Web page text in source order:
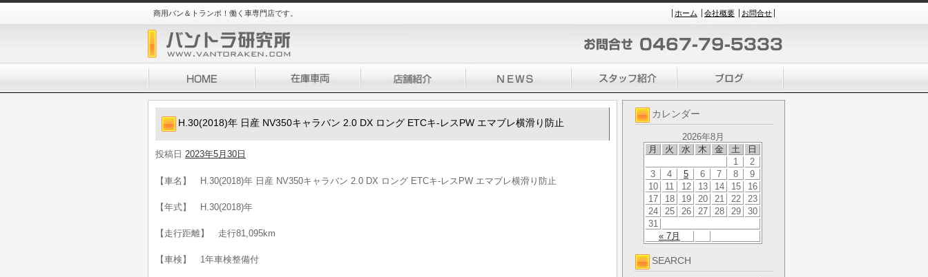
商用バン＆トランポ！働く車専門店です。 ホーム 会社概要 お問合せ
カレンダー
2026年8月
月
火 水 木 金 土 日
« 7月
1
2
3
4 5 6 7 8
9
10
11 12 13 14 15
16
17
18 19 20 21 22
23
24
25 26 27 28 29
30
31
SEARCH
H.30(2018)年 日産 NV350キャラバン 2.0 DX ロング ETCキ-レスPW エマブレ横滑り防止
投稿日 2023年5月30日
【車名】 H.30(2018)年 日産 NV350キャラバン 2.0 DX ロング ETCキ-レスPW エマブレ横滑り防止
【年式】 H.30(2018)年
【走行距離】 走行81,095km
【車検】 1年車検整備付